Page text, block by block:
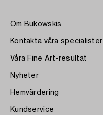
Om Bukowskis
Kontakta våra specialister
Våra Fine Art-resultat
Nyheter
Hemvärdering
Kundservice